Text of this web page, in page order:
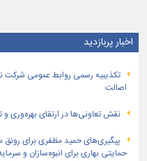
اخبار پربازدید
تكذیبیه رسمی روابط عمومی شركت
اصالت
نقش تعاونی‌ها در ارتقای بهره‌وری
پیگیری‌های حمید مظفری برای رونق
حمایتی بهاری برای انبوه‌سازان و